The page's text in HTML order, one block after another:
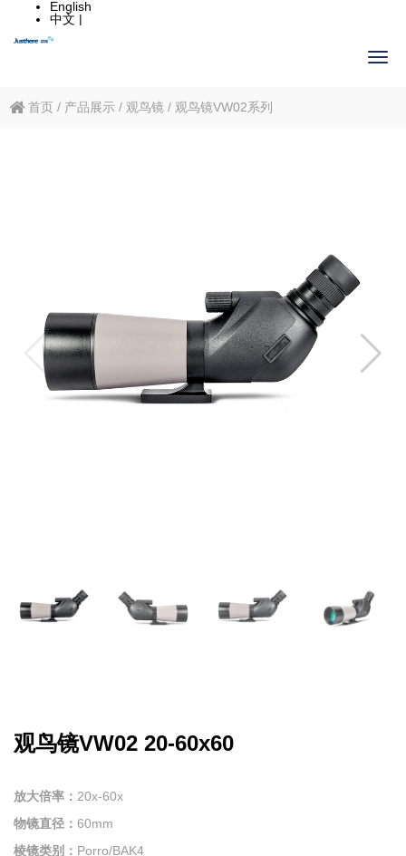
English
中文 |
首页 / 产品展示 / 观鸟镜 / 观鸟镜VW02系列
观鸟镜VW02 20-60x60
放大倍率： 20x-60x
物镜直径： 60mm
棱镜类别： Porro/BAK4